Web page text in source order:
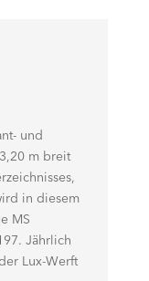
und
m breit
in diesem
MS
Jährlich
Lux-Werft